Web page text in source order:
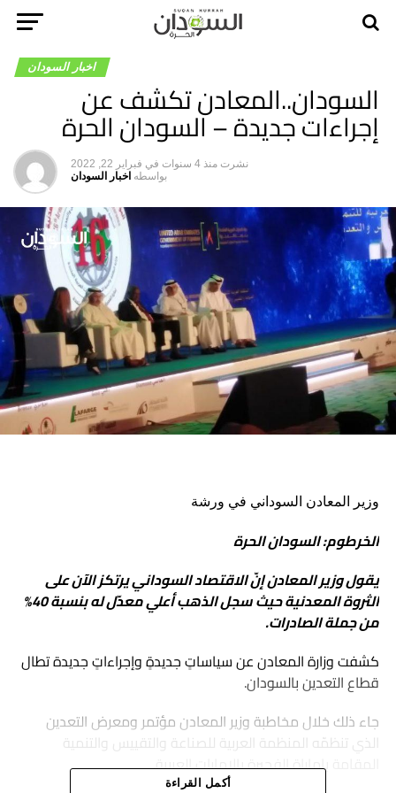
اخبار السودان
السودان..المعادن تكشف عن
إجراءات جديدة – السودان الحرة
نشرت منذ 4 سنوات في فبراير 22, 2022
بواسطه اخبار السودان
وزير المعادن السوداني في ورشة
الخرطوم: السودان الحرة
يقول وزير المعادن إنّ الاقتصاد السوداني يرتكز الآن على
الثروة المعدنية حيث سجل الذهب أعلي معدّل له بنسبة 40%
من جملة الصادرات.
كشفت وزارة المعادن عن سياساتٍ جديدةٍ وإجراءاتٍ جديدة تطال
قطاع التعدين بالسودان.
جاء ذلك خلال مخاطبة وزير المعادن مؤتمر ومعرض التعدين
الذي تنظمّه المنظمة العربية للصناعة والتقييس والتنمية
المقامة بإماراة الفجيرة بالإمارات العربية.
أكمل القراءة